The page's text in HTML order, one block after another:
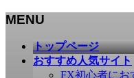
MENU
トップページ
おすすめ人気サイト
FX初心者にお